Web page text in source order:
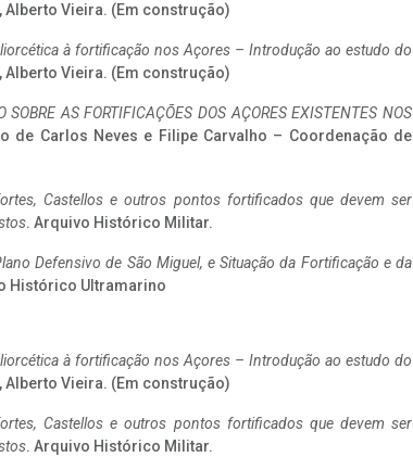
, Alberto Vieira. (Em construção)
à fortificação nos Açores – Introdução ao estudo do
, Alberto Vieira. (Em construção)
SOBRE AS FORTIFICAÇÕES DOS AÇORES EXISTENTES NOS
de Carlos Neves e Filipe Carvalho – Coordenação de
Castellos e outros pontos fortificados que devem ser
. Arquivo Histórico Militar.
Defensivo de São Miguel, e Situação da Fortificação e da
Histórico Ultramarino
à fortificação nos Açores – Introdução ao estudo do
, Alberto Vieira. (Em construção)
Castellos e outros pontos fortificados que devem ser
. Arquivo Histórico Militar.